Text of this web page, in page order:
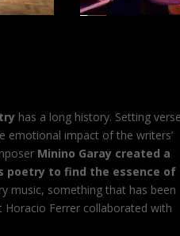
has a long history. Setting verse
emotional impact of the writers’
Minino Garay created a
poetry to find the essence of
music, something that has been
Ferrer collaborated with